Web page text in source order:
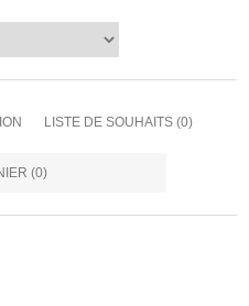
LISTE DE SOUHAITS (0)
(0)